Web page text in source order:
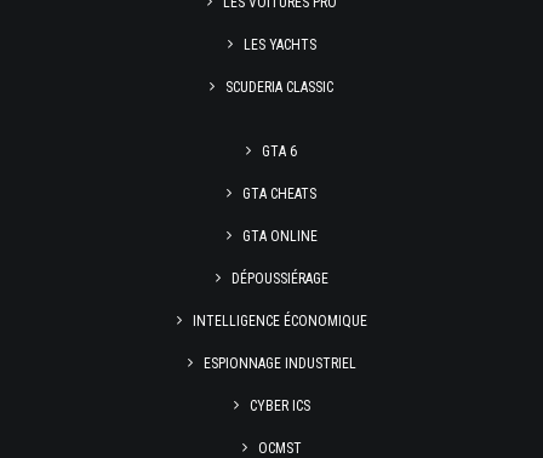
LES YACHTS
SCUDERIA CLASSIC
GTA 6
GTA CHEATS
GTA ONLINE
DÉPOUSSIÉRAGE
INTELLIGENCE ÉCONOMIQUE
ESPIONNAGE INDUSTRIEL
CYBER ICS
OCMST